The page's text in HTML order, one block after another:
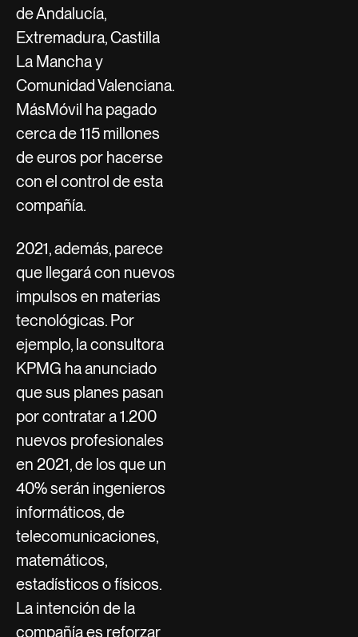
de Andalucía,
Extremadura, Castilla
La Mancha y
Comunidad Valenciana.
MásMóvil ha pagado
cerca de 115 millones
de euros por hacerse
con el control de esta
compañía.
2021, además, parece
que llegará con nuevos
impulsos en materias
tecnológicas. Por
ejemplo, la consultora
KPMG ha anunciado
que sus planes pasan
por contratar a 1.200
nuevos profesionales
en 2021, de los que un
40% serán ingenieros
informáticos, de
telecomunicaciones,
matemáticos,
estadísticos o físicos.
La intención de la
compañía es reforzar